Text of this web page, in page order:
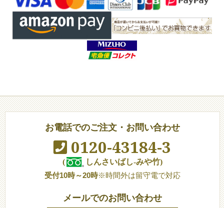
お電話でのご注文・お問い合わせ
0120-43184-3
(
しんさいばし-みや竹)
受付10時～20時※時間外は留守電で対応
メールでのお問い合わせ